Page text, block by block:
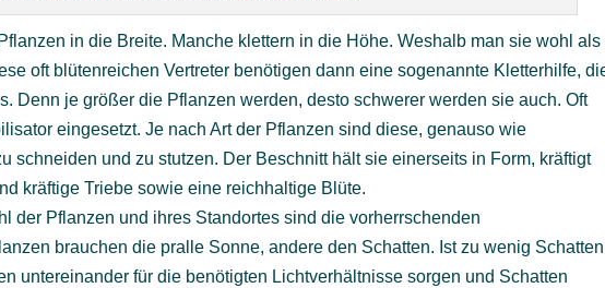
in die Breite. Manche klettern in die Höhe. Weshalb man sie wohl als
oft blütenreichen Vertreter benötigen dann eine sogenannte Kletterhilfe,
Denn je größer die Pflanzen werden, desto schwerer werden sie auch. Oft
eingesetzt. Je nach Art der Pflanzen sind diese, genauso wie
schneiden und zu stutzen. Der Beschnitt hält sie einerseits in Form, kräftigt
kräftige Triebe sowie eine reichhaltige Blüte.
der Pflanzen und ihres Standortes sind die vorherrschenden
brauchen die pralle Sonne, andere den Schatten. Ist zu wenig Schatten
untereinander für die benötigten Lichtverhältnisse sorgen und Schatten